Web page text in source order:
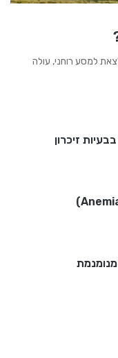
למסע רוחני, עולה
זיכרון